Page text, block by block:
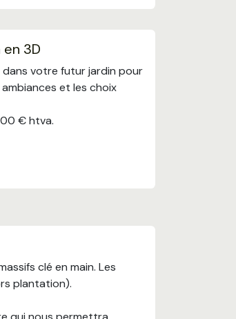
3D
dans votre futur jardin pour
et les choix
€ htva.
clé en main. Les
plantation).